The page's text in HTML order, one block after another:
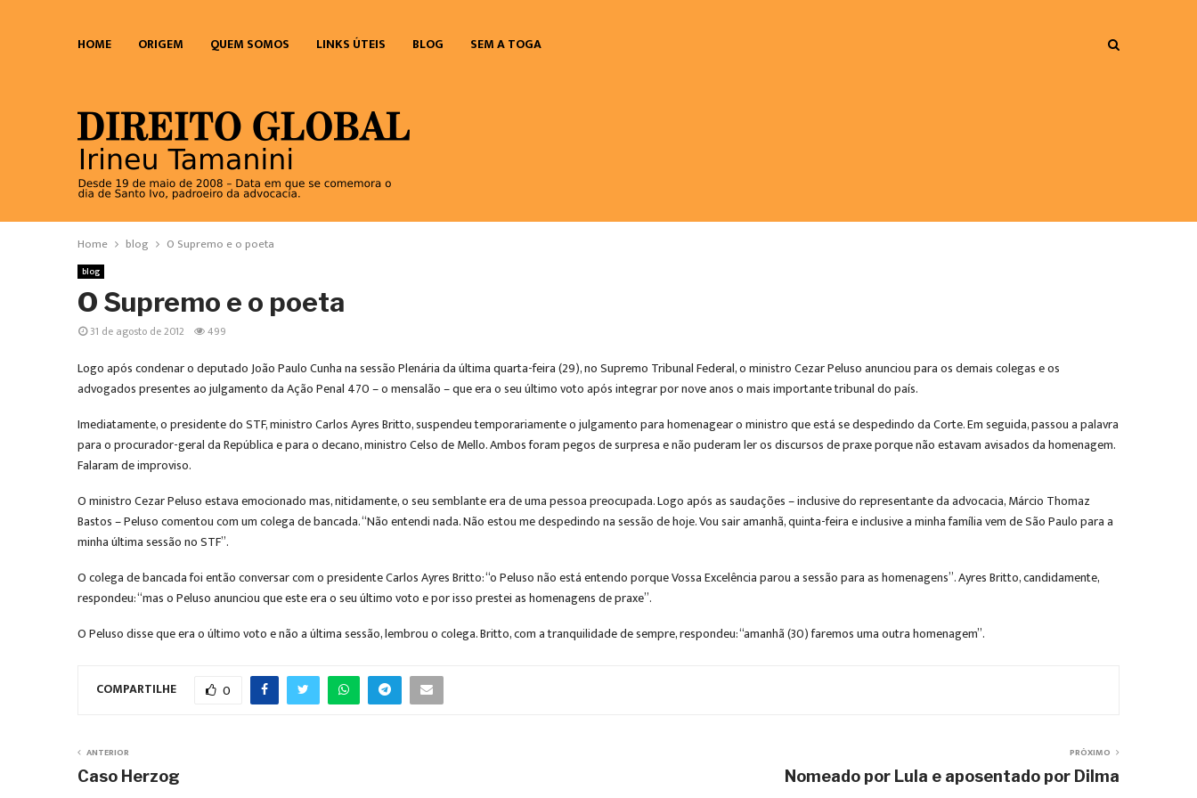
HOME ORIGEM QUEM SOMOS LINKS ÚTEIS BLOG SEM A TOGA
Home blog O Supremo e o poeta
blog
O Supremo e o poeta
31 de agosto de 2012 499
Logo após condenar o deputado João Paulo Cunha na sessão Plenária da última quarta-feira (29), no Supremo Tribunal Federal, o ministro Cezar Peluso anunciou para os demais colegas e os
advogados presentes ao julgamento da Ação Penal 470 – o mensalão – que era o seu último voto após integrar por nove anos o mais importante tribunal do país.
Imediatamente, o presidente do STF, ministro Carlos Ayres Britto, suspendeu temporariamente o julgamento para homenagear o ministro que está se despedindo da Corte. Em seguida, passou a palavra
para o procurador-geral da República e para o decano, ministro Celso de Mello. Ambos foram pegos de surpresa e não puderam ler os discursos de praxe porque não estavam avisados da homenagem.
Falaram de improviso.
O ministro Cezar Peluso estava emocionado mas, nitidamente, o seu semblante era de uma pessoa preocupada. Logo após as saudações – inclusive do representante da advocacia, Márcio Thomaz
Bastos – Peluso comentou com um colega de bancada. “Não entendi nada. Não estou me despedindo na sessão de hoje. Vou sair amanhã, quinta-feira e inclusive a minha família vem de São Paulo para a
minha última sessão no STF”.
O colega de bancada foi então conversar com o presidente Carlos Ayres Britto: “o Peluso não está entendo porque Vossa Excelência parou a sessão para as homenagens”. Ayres Britto, candidamente,
respondeu: “mas o Peluso anunciou que este era o seu último voto e por isso prestei as homenagens de praxe”.
O Peluso disse que era o último voto e não a última sessão, lembrou o colega. Britto, com a tranquilidade de sempre, respondeu: “amanhã (30) faremos uma outra homenagem”.
COMPARTILHE 0
ANTERIOR
Caso Herzog
PRÓXIMO
Nomeado por Lula e aposentado por Dilma